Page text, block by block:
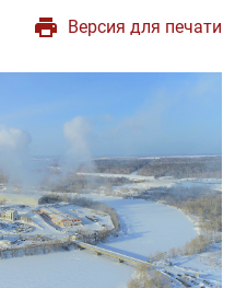
Версия для печати